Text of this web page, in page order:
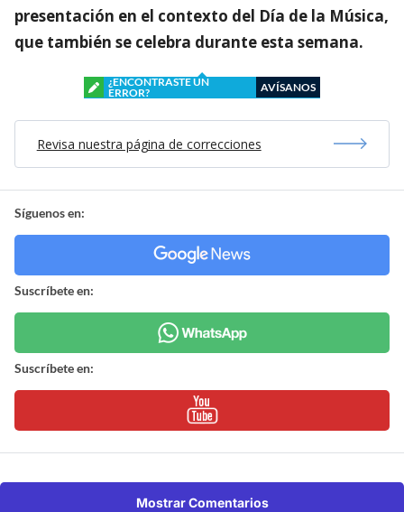
presentación en el contexto del Día de la Música,
que también se celebra durante esta semana.
¿ENCONTRASTE UN
ERROR?
AVÍSANOS
Revisa nuestra página de correcciones
Síguenos en:
Suscríbete en:
Suscríbete en:
Mostrar Comentarios